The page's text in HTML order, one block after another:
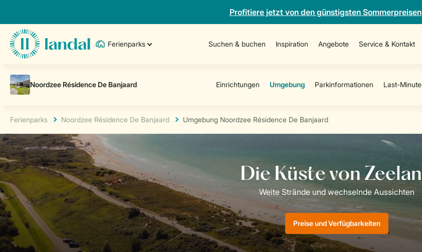
Profitiere jetzt von den günstigsten Sommerpreisen
Ferienparks Suchen & buchen Inspiration Angebote Service & Kontakt
Ferienparks Noordzee Résidence De Banjaard Umgebung Noordzee Résidence De Banjaard
Preise und Verfügbarkeiten